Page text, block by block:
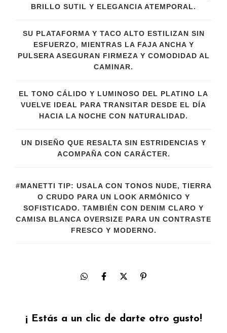
BRILLO SUTIL Y ELEGANCIA ATEMPORAL.
SU PLATAFORMA Y TACO ALTO ESTILIZAN SIN
ESFUERZO, MIENTRAS LA FAJA ANCHA Y
PULSERA ASEGURAN FIRMEZA Y COMODIDAD AL
CAMINAR.
EL TONO CÁLIDO Y LUMINOSO DEL PLATINO LA
VUELVE IDEAL PARA TRANSITAR DESDE EL DÍA
HACIA LA NOCHE CON NATURALIDAD.
UN DISEÑO QUE RESALTA SIN ESTRIDENCIAS Y
ACOMPAÑA CON CARÁCTER.
#MANETTI TIP: USALA CON TONOS NUDE, TIERRA
O CRUDO PARA UN LOOK ARMÓNICO Y
SOFISTICADO. TAMBIÉN CON DENIM CLARO Y
CAMISA BLANCA OVERSIZE PARA UN CONTRASTE
FRESCO Y MODERNO.
¡ Estás a un clic de darte otro gusto!